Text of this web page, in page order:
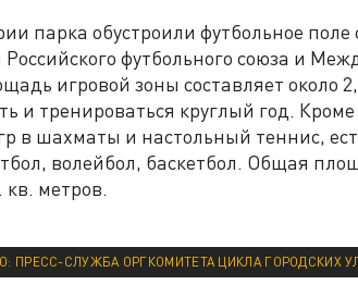
парка обустроили футбольное
футбольного союза и
игровой зоны составляет около
и тренироваться круглый год.
в шахматы и настольный теннис,
волейбол, баскетбол. Общая
кв. метров.
ПРЕСС-СЛУЖБА ОРГКОМИТЕТА ЦИКЛА ГОРОДСКИХ